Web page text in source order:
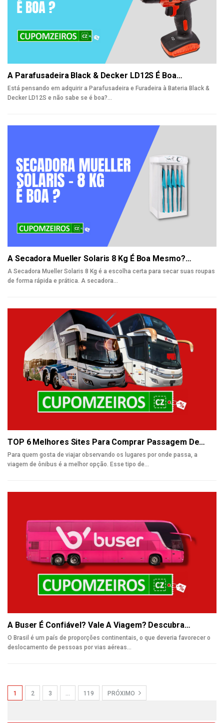
A Parafusadeira Black & Decker LD12S É Boa…
Está pensando em adquirir a Parafusadeira e Furadeira à Bateria Black &
Decker LD12S e não sabe se é boa?…
A Secadora Mueller Solaris 8 Kg É Boa Mesmo?…
A Secadora Mueller Solaris 8 Kg é a escolha certa para secar suas roupas
de forma rápida e prática. A secadora…
TOP 6 Melhores Sites Para Comprar Passagem De…
Para quem gosta de viajar observando os lugares por onde passa, a
viagem de ônibus é a melhor opção. Esse tipo de
A Buser É Confiável? Vale A Viagem? Descubra…
O Brasil é um país de proporções continentais, o que deveria favorecer o
deslocamento de pessoas por vias aéreas…
1 2 3 … 119 PRÓXIMO